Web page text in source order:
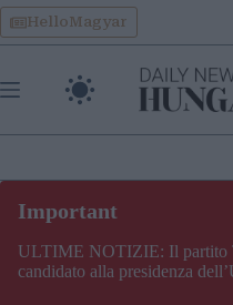
Skip
to
content
HelloMagyar
ULTIME NOTIZIE: Il partito
candidato alla presidenza